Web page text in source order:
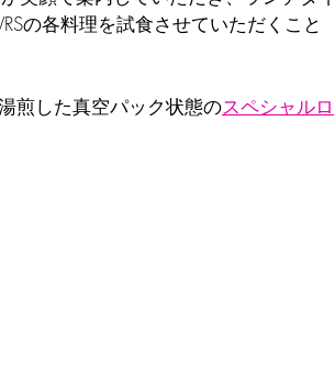
の各料理を試食させていただくこと
煎した真空パック状態のスペシャルロ